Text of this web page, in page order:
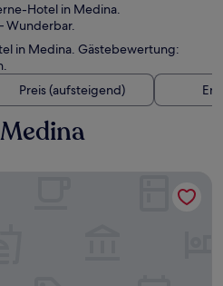
Hotel in Medina.
Wunderbar.
in Medina. Gästebewertung:
Preis (aufsteigend)